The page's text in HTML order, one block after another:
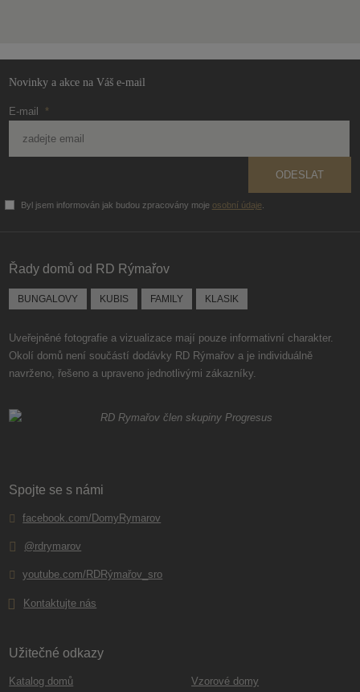
Novinky a akce na Váš e-mail
E-mail *
ODESLAT
Byl jsem informován jak budou zpracovány moje osobní údaje
odeslat.
Řady domů od RD Rýmařov
BUNGALOVY KUBIS FAMILY KLASIK
Uveřejněné fotografie a vizualizace mají pouze informativní charakter.
Okolí domů není součástí dodávky RD Rýmařov a je individuálně
navrženo, řešeno a upraveno jednotlivými zákazníky.
Spojte se s námi
facebook.com/DomyRymarov
@rdrymarov
youtube.com/RDRýmařov_sro
Kontaktujte nás
Užitečné odkazy
Katalog domů Vzorové domy